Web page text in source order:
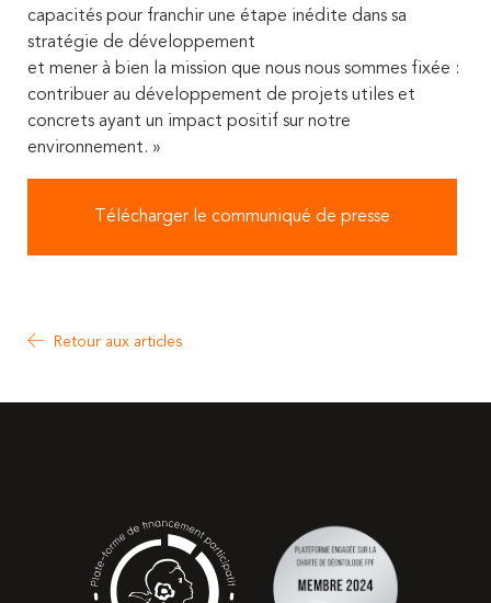
capacités pour franchir une étape inédite dans sa
stratégie de développement
et mener à bien la mission que nous nous sommes fixée :
contribuer au développement de projets utiles et
concrets ayant un impact positif sur notre
environnement. »
Télécharger le communiqué de presse
Retour aux articles